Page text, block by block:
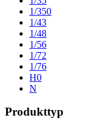
1/350
1/43
1/48
1/56
1/72
1/76
H0
N
Produkttyp